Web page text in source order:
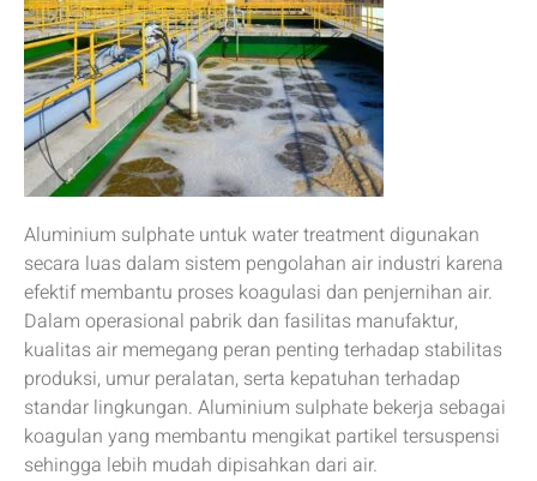
Aluminium sulphate untuk water treatment digunakan
secara luas dalam sistem pengolahan air industri karena
efektif membantu proses koagulasi dan penjernihan air.
Dalam operasional pabrik dan fasilitas manufaktur,
kualitas air memegang peran penting terhadap stabilitas
produksi, umur peralatan, serta kepatuhan terhadap
standar lingkungan. Aluminium sulphate bekerja sebagai
koagulan yang membantu mengikat partikel tersuspensi
sehingga lebih mudah dipisahkan dari air.